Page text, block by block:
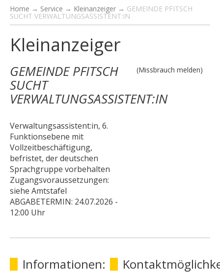
Home → Service → Kleinanzeiger → GEMEINDE PFITSCH
SUCHT VERWALTUNGSASSISTENT:IN
Kleinanzeiger
GEMEINDE PFITSCH
SUCHT
VERWALTUNGSASSISTENT:IN
Verwaltungsassistent:in, 6.
Funktionsebene mit
Vollzeitbeschäftigung,
befristet, der deutschen
Sprachgruppe vorbehalten
Zugangsvoraussetzungen:
siehe Amtstafel
ABGABETERMIN: 24.07.2026 -
12:00 Uhr
(Missbrauch melden)
Informationen: